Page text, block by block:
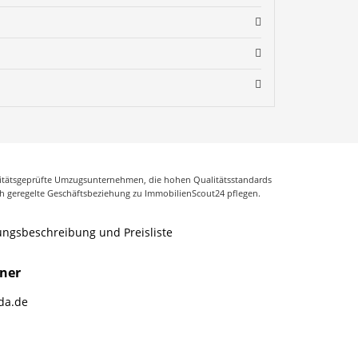
Umzugsunternehmen, die hohen Qualitätsstandards
Geschäftsbeziehung zu ImmobilienScout24 pflegen.
und Preisliste